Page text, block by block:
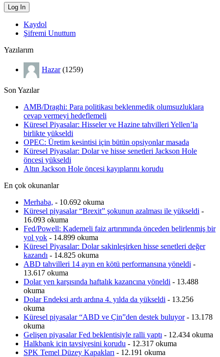
Kaydol
Şifremi Unuttum
Yazılarım
Hazar(1259)
Son Yazılar
AMB/Draghi: Para politikası beklenmedik olumsuzluklara
cevap vermeyi hedeflemeli
Küresel Piyasalar: Hisseler ve Hazine tahvilleri Yellen’la
birlikte yükseldi
OPEC: Üretim kesintisi için bütün opsiyonlar masada
Küresel Piyasalar: Dolar ve hisse senetleri Jackson Hole
öncesi yükseldi
Altın Jackson Hole öncesi kayıplarını korudu
En çok okunanlar
Merhaba, - 10.692 okuma
Küresel piyasalar “Brexit” şokunun azalması ile yükseldi -
16.093 okuma
Fed/Powell: Kademeli faiz artırımında önceden belirlenmiş bir
yol yok - 14.899 okuma
Küresel Piyasalar: Dolar sakinleşirken hisse senetleri değer
kazandı - 14.825 okuma
ABD tahvilleri 14 ayın en kötü performansına yöneldi -
13.617 okuma
Dolar yen karşısında haftalık kazancına yöneldi - 13.488
okuma
Dolar Endeksi ardı ardına 4. yılda da yükseldi - 13.256
okuma
Küresel piyasalar “ABD ve Çin”den destek buluyor- 13.178
okuma
Gelişen piyasalar Fed beklentisiyle ralli yaptı - 12.434 okuma
Halkbank için tavsiyesini korudu - 12.317 okuma
SPK Temel Düzey Kapakları - 12.191 okuma